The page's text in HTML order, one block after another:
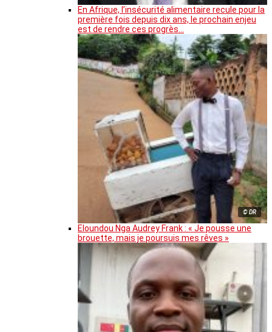
En Afrique, l’insécurité alimentaire recule pour la
première fois depuis dix ans, le prochain enjeu
est de rendre ces progrès…
© DR
Eloundou Nga Audrey Frank : « Je pousse une
brouette, mais je poursuis mes rêves »